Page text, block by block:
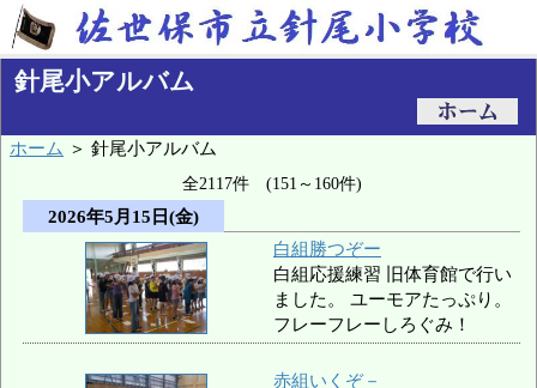
針尾小アルバム
ホーム ＞ 針尾小アルバム
全2117件 (151～160件)
2026年5月15日(金)
白組勝つぞー
白組応援練習 旧体育館で行い
ました。 ユーモアたっぷり。
フレーフレーしろぐみ！
赤組いくぞ－